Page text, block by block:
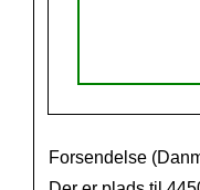
Forsendelse